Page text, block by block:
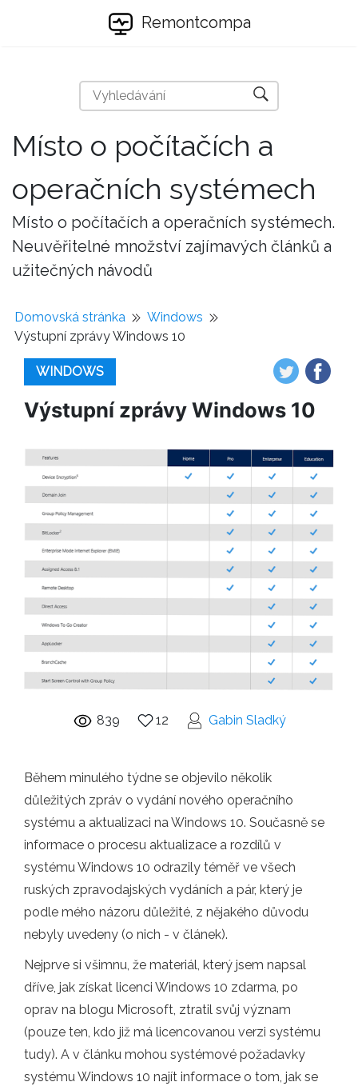
Remontcompa
Místo o počítačích a
operačních systémech
Místo o počítačích a operačních systémech.
Neuvěřitelné množství zajímavých článků a
užitečných návodů
Domovská stránka
Windows
Výstupní zprávy Windows 10
WINDOWS
Výstupní zprávy Windows 10
839 12 Gabin Sladký
Během minulého týdne se objevilo několik
důležitých zpráv o vydání nového operačního
systému a aktualizaci na Windows 10. Současně se
informace o procesu aktualizace a rozdílů v
systému Windows 10 odrazily téměř ve všech
ruských zpravodajských vydáních a pár, který je
podle mého názoru důležité, z nějakého důvodu
nebyly uvedeny (o nich - v článek).
Nejprve si všimnu, že materiál, který jsem napsal
dříve, jak získat licenci Windows 10 zdarma, po
oprav na blogu Microsoft, ztratil svůj význam
(pouze ten, kdo již má licencovanou verzi systému
tudy). A v článku mohou systémové požadavky
systému Windows 10 najít informace o tom, jak se